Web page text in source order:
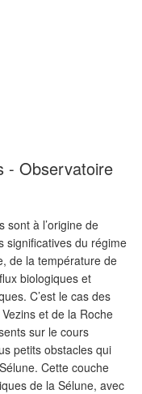
- Observatoire
sont à l’origine de
significatives du régime
de la température de
biologiques et
C’est le cas des
et de la Roche
sur le cours
petits obstacles qui
Cette couche
de la Sélune, avec